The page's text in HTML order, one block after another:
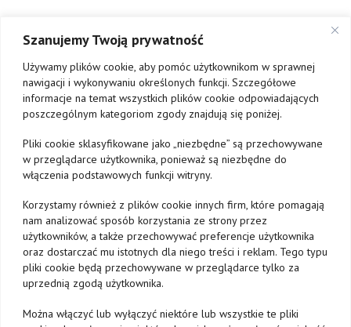
Szanujemy Twoją prywatność
Używamy plików cookie, aby pomóc użytkownikom w sprawnej
nawigacji i wykonywaniu określonych funkcji. Szczegółowe
informacje na temat wszystkich plików cookie odpowiadających
poszczególnym kategoriom zgody znajdują się poniżej.
Pliki cookie sklasyfikowane jako „niezbędne” są przechowywane
w przeglądarce użytkownika, ponieważ są niezbędne do
włączenia podstawowych funkcji witryny.
Korzystamy również z plików cookie innych firm, które pomagają
nam analizować sposób korzystania ze strony przez
użytkowników, a także przechowywać preferencje użytkownika
oraz dostarczać mu istotnych dla niego treści i reklam. Tego typu
pliki cookie będą przechowywane w przeglądarce tylko za
uprzednią zgodą użytkownika.
Można włączyć lub wyłączyć niektóre lub wszystkie te pliki
Best Wish to minimalistyczna biżuteria za pomocą, której
spełnisz swoje najskrytsze marzenia. Produkty wykonane są z
najwyższej jakości srebra.
LET’S CONNECT